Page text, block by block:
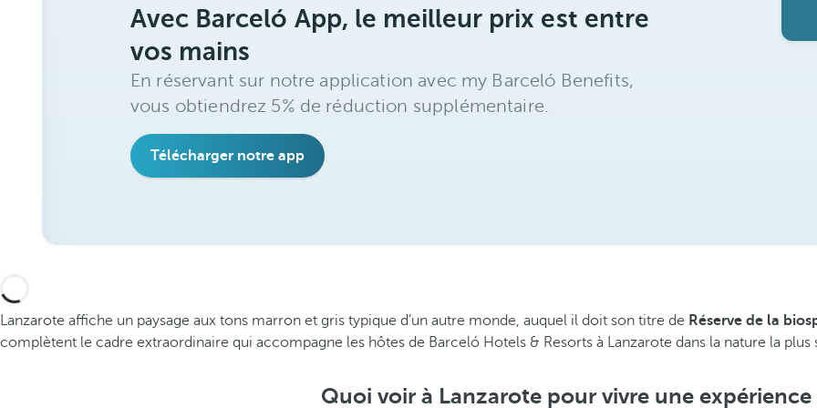
Avec Barceló App, le meilleur prix est entre
vos mains
En réservant sur notre application avec my Barceló Benefits,
vous obtiendrez 5% de réduction supplémentaire.
Télécharger notre app
Lanzarote affiche un paysage aux tons marron et gris typique d’un autre monde, auquel il doit son titre de Réserve de la
complètent le cadre extraordinaire qui accompagne les hôtes de Barceló Hotels & Resorts à Lanzarote dans la nature la plus
Quoi voir à Lanzarote pour vivre une